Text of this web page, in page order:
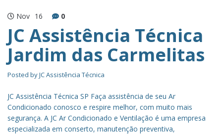
Nov 16 0
JC Assistência Técnica
Jardim das Carmelitas
Posted byJC Assistência Técnica
JC Assistência Técnica SP Faça assistência de seu Ar
Condicionado conosco e respire melhor, com muito mais
segurança. A JC Ar Condicionado e Ventilação é uma empresa
especializada em conserto, manutenção preventiva,